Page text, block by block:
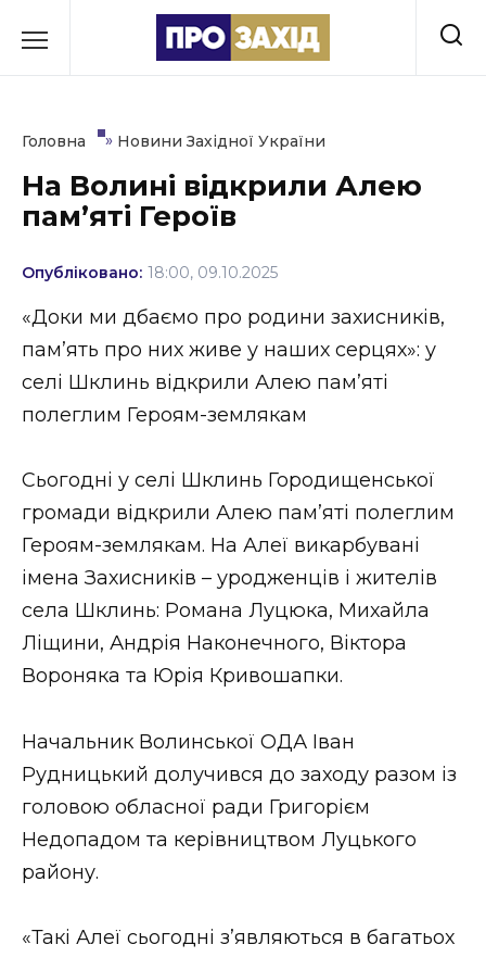
до
Культура
Освіта
Події
Політика
Соціум
Стиль життя
Втрачений Ужгород (відеоверсія)
НОВИНИ ЗАХІДНОЇ УКРАЇНИ
Головна » Новини Західної України
На Волині відкрили Алею
памʼяті Героїв
Опубліковано: 18:00, 09.10.2025
«Доки ми дбаємо про родини захисників,
пам’ять про них живе у наших серцях»: у
селі Шклинь відкрили Алею пам’яті
полеглим Героям-землякам
Сьогодні у селі Шклинь Городищенської
громади відкрили Алею пам’яті полеглим
Героям-землякам. На Алеї викарбувані
імена Захисників – уродженців і жителів
села Шклинь: Романа Луцюка, Михайла
Ліщини, Андрія Наконечного, Віктора
Вороняка та Юрія Кривошапки.
Начальник Волинської ОДА Іван
Рудницький долучився до заходу разом із
головою обласної ради Григорієм
Недопадом та керівництвом Луцького
району.
«Такі Алеї сьогодні з’являються в багатьох